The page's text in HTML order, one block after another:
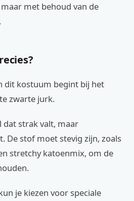
met behoud van de
dit kostuum begint bij het
zwarte jurk.
dat strak valt, maar
De stof moet stevig zijn, zoals
stretchy katoenmix, om de
je kiezen voor speciale